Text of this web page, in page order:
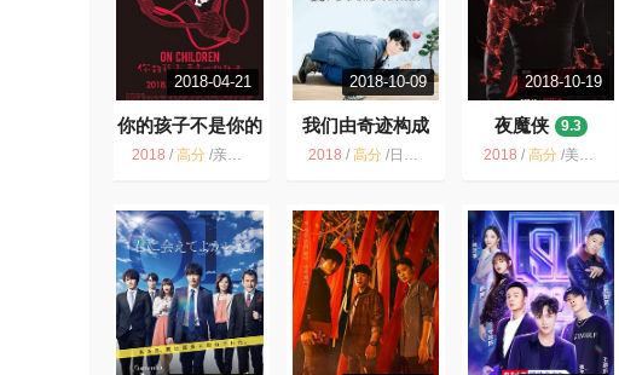
2018-04-21
你的孩子不是你的
孩子
8.6
2018 /高分 /亲子关系 教育 台湾 台剧 家庭 黑色幽默 电视剧 魔幻现实
2018-10-09
我们由奇迹构成
8.9
2018 / 高分/日本 / 剧情
2018-10-19
夜魔侠
9.3
2018 / 高分/美国 / 剧情 动作 犯罪